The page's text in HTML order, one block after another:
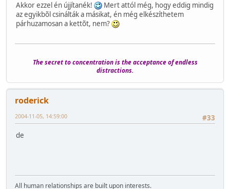
Akkor ezzel én újjítanék!
Mert attól még, hogy eddig mindig
az egyikbõl csinálták a másikat, én még elkészíthetem
párhuzamosan a kettõt, nem?
The secret to concentration is the acceptance of endless
distractions.
roderick
#33
2004-11-05, 14:59:00
de
All human relationships are built upon interests.